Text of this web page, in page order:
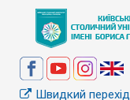
Швидкий перехід